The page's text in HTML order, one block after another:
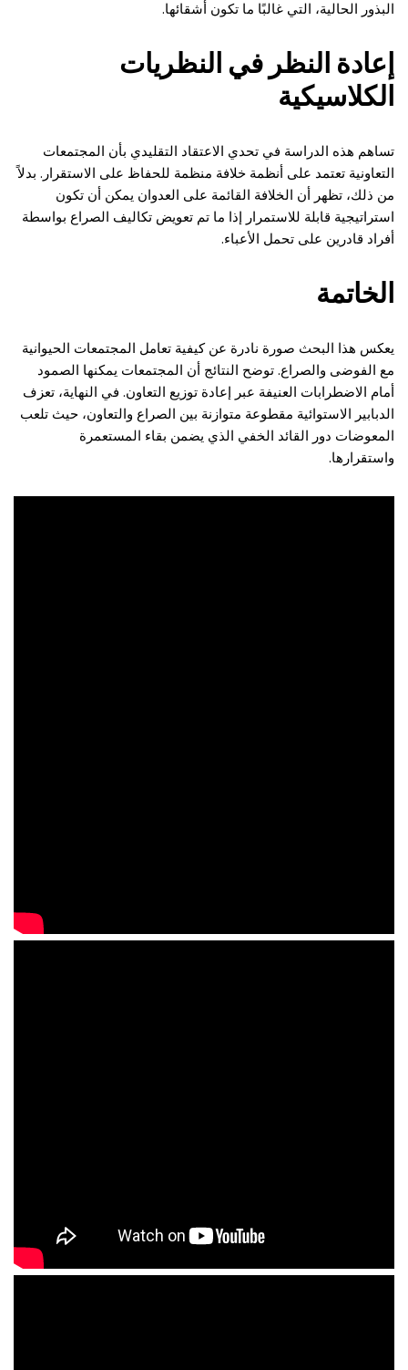
البذور الحالية، التي غالبًا ما تكون أشقائها.
إعادة النظر في النظريات
الكلاسيكية
تساهم هذه الدراسة في تحدي الاعتقاد التقليدي بأن المجتمعات
التعاونية تعتمد على أنظمة خلافة منظمة للحفاظ على الاستقرار. بدلاً
من ذلك، تظهر أن الخلافة القائمة على العدوان يمكن أن تكون
استراتيجية قابلة للاستمرار إذا ما تم تعويض تكاليف الصراع بواسطة
أفراد قادرين على تحمل الأعباء.
الخاتمة
يعكس هذا البحث صورة نادرة عن كيفية تعامل المجتمعات الحيوانية
مع الفوضى والصراع. توضح النتائج أن المجتمعات يمكنها الصمود
أمام الاضطرابات العنيفة عبر إعادة توزيع التعاون. في النهاية، تعزف
الدبابير الاستوائية مقطوعة متوازنة بين الصراع والتعاون، حيث تلعب
المعوضات دور القائد الخفي الذي يضمن بقاء المستعمرة
واستقرارها.